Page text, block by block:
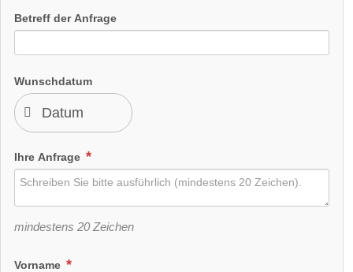
Pavillion
Standesamtliche Trauung
Betreff der Anfrage
Wunschdatum
Ihre Anfrage
mindestens 20 Zeichen
Vorname